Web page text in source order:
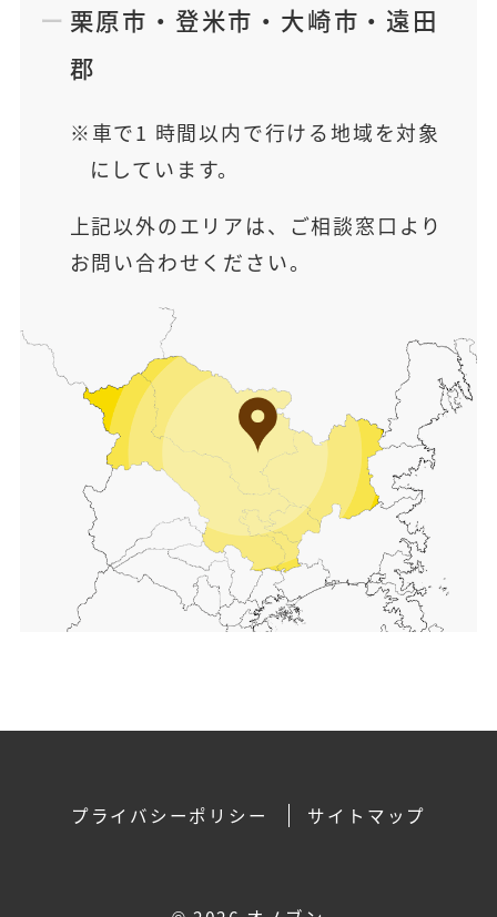
栗原市 ・ 登米市 ・ 大崎市 ・ 遠田
郡
車で1 時間以内で行ける地域を対象
にしています。
上記以外のエリアは、ご相談窓口より
お問い合わせください。
プライバシーポリシー サイトマップ